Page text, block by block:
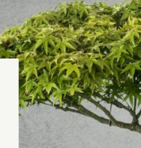
Ryuga: Rustfri stål